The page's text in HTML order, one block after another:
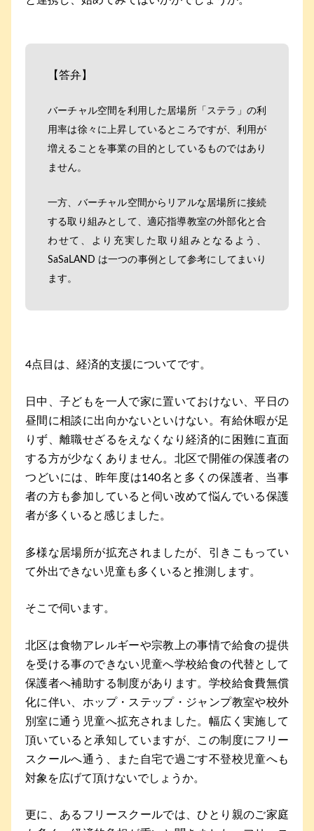
【答弁】
バーチャル空間を利用した居場所「ステラ」の利
用率は徐々に上昇しているところですが、利用が
増えることを事業の目的としているものではあり
ません。
一方、バーチャル空間からリアルな居場所に接続
する取り組みとして、適応指導教室の外部化と合
わせて、より充実した取り組みとなるよう、
SaSaLAND は一つの事例として参考にしてまいり
ます。
4点目は、経済的支援についてです。
日中、子どもを一人で家に置いておけない、平日の
昼間に相談に出向かないといけない。有給休暇が足
りず、離職せざるをえなくなり経済的に困難に直面
する方が少なくありません。北区で開催の保護者の
つどいには、昨年度は140名と多くの保護者、当事
者の方も参加していると伺い改めて悩んでいる保護
者が多くいると感じました。
多様な居場所が拡充されましたが、引きこもってい
て外出できない児童も多くいると推測します。
そこで伺います。
北区は食物アレルギーや宗教上の事情で給食の提供
を受ける事のできない児童へ学校給食の代替として
保護者へ補助する制度があります。学校給食費無償
化に伴い、ホップ・ステップ・ジャンプ教室や校外
別室に通う児童へ拡充されました。幅広く実施して
頂いていると承知していますが、この制度にフリー
スクールへ通う、また自宅で過ごす不登校児童へも
対象を広げて頂けないでしょうか。
更に、あるフリースクールでは、ひとり親のご家庭